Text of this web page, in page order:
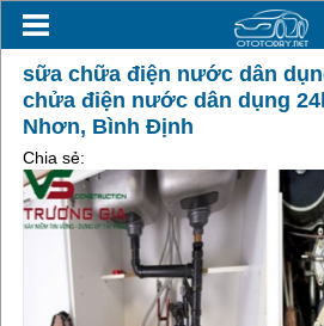
sữa chữa điện nước dân
chửa điện nước dân dụng
Nhơn, Bình Định
Chia sẻ: